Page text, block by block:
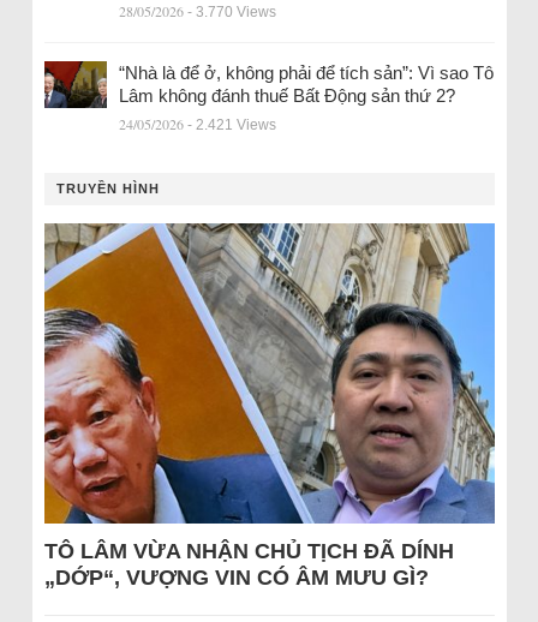
28/05/2026 - 3.770 Views
“Nhà là để ở, không phải để tích sản”: Vì sao Tô
Lâm không đánh thuế Bất Động sản thứ 2?
24/05/2026 - 2.421 Views
TRUYỀN HÌNH
TÔ LÂM VỪA NHẬN CHỦ TỊCH ĐÃ DÍNH
„DỚP“, VƯỢNG VIN CÓ ÂM MƯU GÌ?